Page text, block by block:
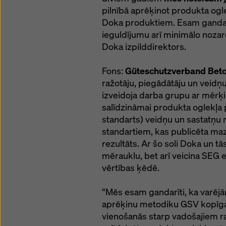
pilnībā aprēķinot produkta
Doka produktiem. Esam
ieguldījumu arī minimālo
Doka izpilddirektors.
Fons: Güteschutzverband
ražotāju, piegādātāju un
izveidoja darba grupu ar
salīdzināmai produkta oglekļa
standarts) veidņu un sastatņu
standartiem, kas publicēta
rezultāts. Ar šo soli Doka un
mērauklu, bet arī veicina
vērtības ķēdē.
“Mēs esam gandarīti, ka
aprēķinu metodiku GSV
vienošanās starp vadošajiem